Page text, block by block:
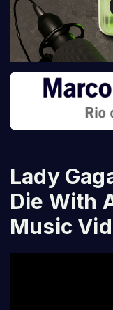
Lady
Die With
Music